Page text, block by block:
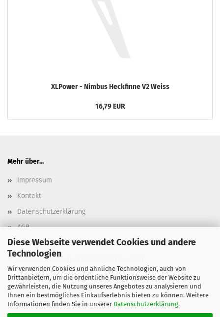
Diese Webseite verwendet Cookies und andere
Technologien
Wir verwenden Cookies und ähnliche Technologien, auch von
Drittanbietern, um die ordentliche Funktionsweise der Website zu
gewährleisten, die Nutzung unseres Angebotes zu analysieren und
Ihnen ein bestmögliches Einkaufserlebnis bieten zu können. Weitere
Informationen finden Sie in unserer Datenschutzerklärung.
XLPower - Nimbus Heckfinne V2 Weiss
16,79 EUR
Mehr über...
Impressum
Kontakt
Datenschutzerklärung
AGB
Versand- & Zahlungsbedingungen, Versandkosten
Widerrufsbelehrung & Widerrufsformular
Batterieentsorgung
Elektroaltgeräteentsorgung
Cookie Einstellungen